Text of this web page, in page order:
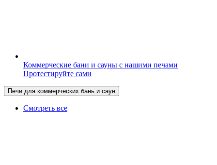
Коммерческие бани и сауны с нашими печами
Протестируйте сами
Печи для коммерческих бань и саун
Смотреть все